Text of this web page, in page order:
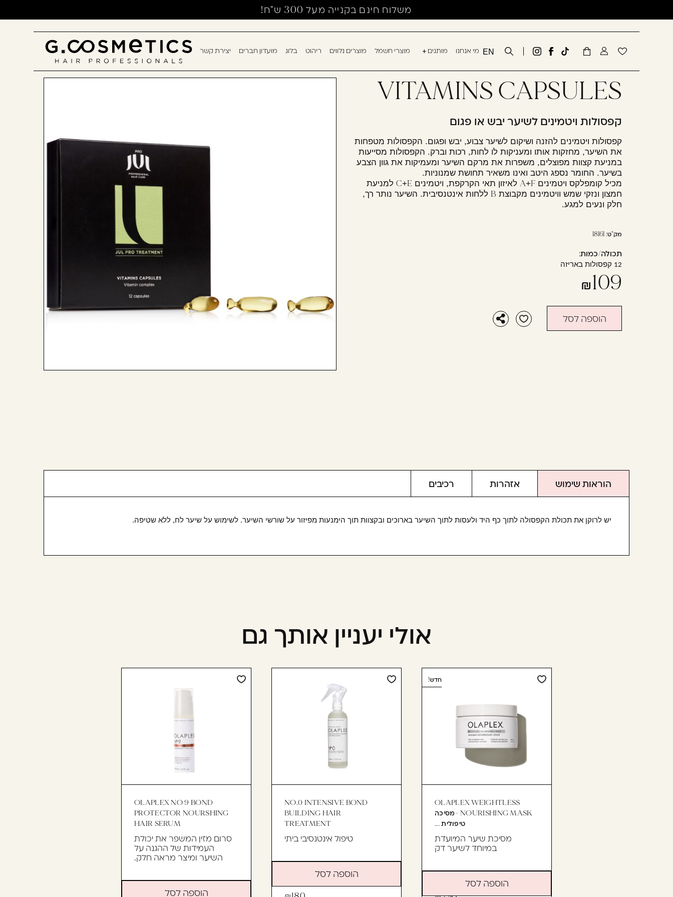
לֵב:
משלוח חינם בקנייה מעל 300 ש"ח!
EN
גדעון
קוסמטיקס
באינסטגרם
לעמוד
הפייסבוק
של
גדעון
Tiktok
link
מי אנחנו מותגים מוצרי חשמל מוצרים נלווים ריהוט בלוג מועדון חברים יצירת קשר
אין מוצרים בעגלה
סגור
כבר רשומים? התחברו
זכור אותי שכחתי סיסמה
עוד לא נרשמתם? יאללה, תצטרפו! VITAMINS CAPSULES
קפסולות ויטמינים לשיער יבש או פגום
קפסולות ויטמינים להזנה ושיקום לשיער צבוע, יבש ופגום. הקפסולות מטפחות
את השיער, מחזקות אותו ומעניקות לו לחות, רכות וברק. הקפסולות מסייעות
במניעת קצוות מפוצלים, משפרות את מרקם השיער ומעמיקות את גוון הצבע
בשיער. החומר נספג היטב ואינו משאיר תחושת שמנוניות.
מכיל קומפלקס ויטמינים F
+
A לאיזון תאי הקרקפת, ויטמינים E
+
C למניעת
חמצון ונזקי שמש וויטמינים מקבוצת B ללחות אינטנסיבית. השיער נותר רך,
חלק ונעים למגע.
מק"ט:18161
תכולה/כמות:
12 קפסולות באריזה
109
הוספה לסל
הוראות שימוש אזהרות רכיבים
יש לרוקן את תכולת הקפסולה לתוך כף היד ולעסות לתוך השיער בארוכים ובקצוות תוך הימנעות מפיזור על שורשי השיער. לשימוש על שיער לח, ללא שטיפה.
אולי יעניין אותך גם
חדש!
OLAPLEX WEIGHTLESS
NOURISHING MASK -מסיכה
טיפולית ...
מסיכת שיער המיועדת
במיוחד לשיער דק
הוספה לסל
NO.0 INTENSIVE BOND
BUILDING HAIR
TREATMENT
טיפול אינטנסיבי ביתי
הוספה לסל
OLAPLEX NO 9 BOND
PROTECTOR NOURSHING
HAIR SERUM
סרום מזין המשפר את יכולת
העמידות של ההגנה על
השיער ומיצר מראה חלק.
הוספה לסל